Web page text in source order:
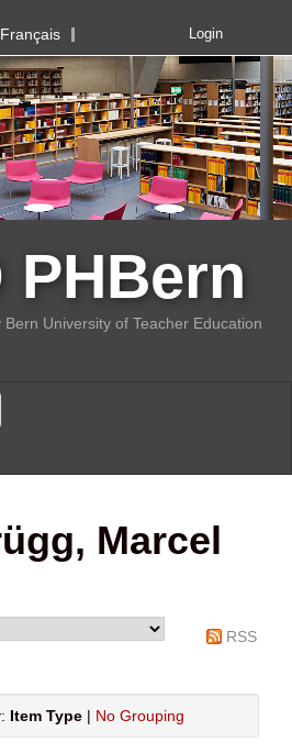
Français Login
PHBern
University of Teacher Education
navigation
Marcel
RSS
Item Type| No Grouping